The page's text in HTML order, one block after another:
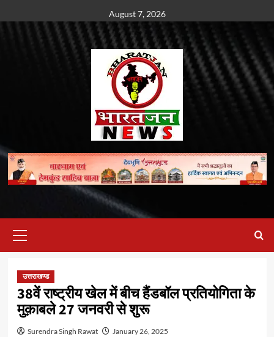
to
August 7, 2026
Menu
उत्तराखण्ड
38वें राष्ट्रीय खेल में बीच हैंडबॉल प्रतियोगिता के
मुक़ाबले 27 जनवरी से शुरू
Surendra Singh Rawat January 26, 2025